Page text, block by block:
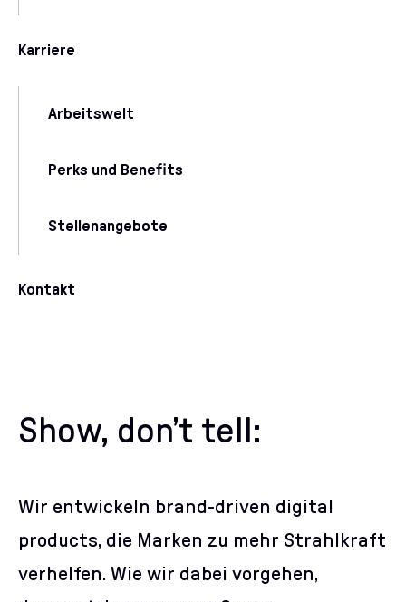
Karriere
Arbeitswelt
Perks und Benefits
Stellenangebote
Kontakt
Show, don’t tell:
Wir entwickeln brand-driven digital
products, die Marken zu mehr Strahlkraft
verhelfen. Wie wir dabei vorgehen,